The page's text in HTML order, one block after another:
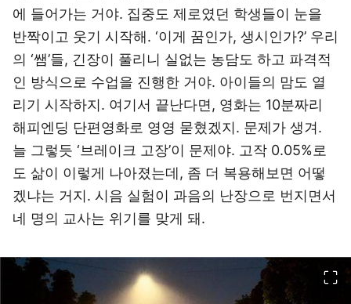
에 들어가는 거야. 집중도 제로였던 학생들이 눈을
반짝이고 웃기 시작해. ‘이게 꿈인가, 생시인가?’ 우리
의 ‘쌤’들, 긴장이 풀리니 실없는 농담도 하고 파격적
인 방식으로 수업을 진행한 거야. 아이들의 맘도 열
리기 시작하지. 여기서 끝난다면, 영화는 10분짜리
해피엔딩 단편영화로 영영 묻혔겠지. 문제가 생겨.
늘 그렇듯 ‘브레이크 고장’이 문제야. 고작 0.05%로
도 삶이 이렇게 나아졌는데, 좀 더 복용해보면 어떻
겠냐는 거지. 시음 실험이 과음의 난장으로 번지면서
네 명의 교사는 위기를 맞게 돼.